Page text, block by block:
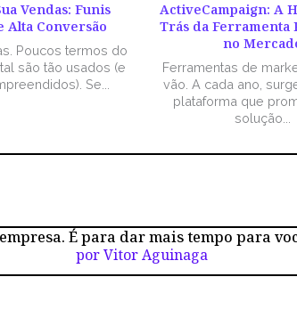
Vendas: Funis
Alta Conversão
Poucos termos do
são tão usados (e
Se...
ActiveCampaign: A
Trás da Ferramenta
no
Ferramentas de
vão. A cada ano,
plataforma que
solução...
É para dar mais tempo para
por Vitor Aguinaga